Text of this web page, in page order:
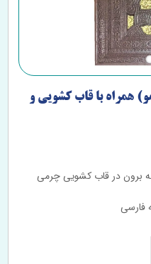
همراه با قاب کشویی و
برون در قاب کشویی چرمی
فارسی